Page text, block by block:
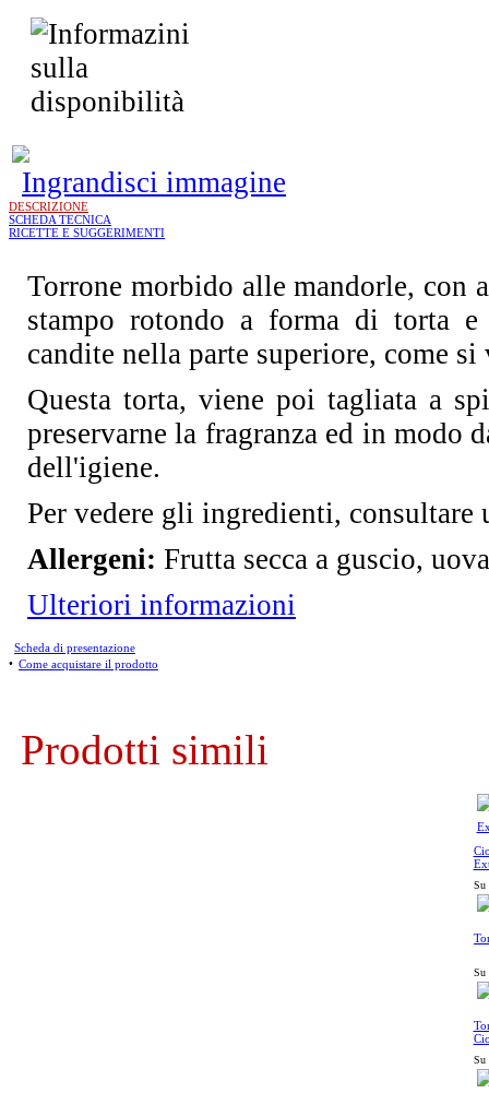
Ingrandisci immagine
DESCRIZIONE
SCHEDA TECNICA
RICETTE E SUGGERIMENTI
Torrone morbido alle mandorle, con
stampo rotondo a forma di torta e
candite nella parte superiore, come
Questa torta, viene poi tagliata a
preservarne la fragranza ed in modo
dell'igiene.
Per vedere gli ingredienti,
Allergeni: Frutta secca a guscio,
Ulteriori informazioni
Scheda di presentazione
• Come acquistare il prodotto
Prodotti simili
Su
Su
Su